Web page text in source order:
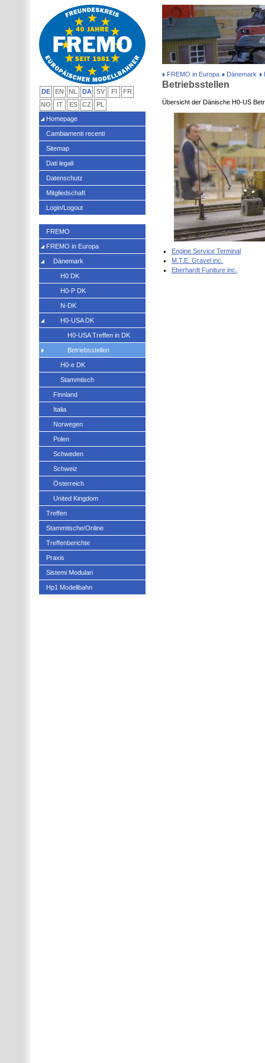
FREMO in Europa Dänemark
Betriebsstellen
Übersicht der Dänische H0-US
Engine Service Terminal
M.T.E. Gravel inc.
Eberhardt Funiture inc.
DE EN NL DA SV FI
FR
NO
IT ES CZ
PL
Homepage
Cambiamenti recenti
Sitemap
Dati legali
Datenschutz
Mitgliedschaft
Login/Logout
FREMO
FREMO in Europa
Dänemark
H0 DK
H0-P DK
N-DK
H0-USA DK
H0-USA Treffen in DK
Betriebsstellen
H0-e DK
Stammtisch
Finnland
Italia
Norwegen
Polen
Schweden
Schweiz
Österreich
United Kingdom
Treffen
Stammtische/Online
Treffenberichte
Praxis
Sistemi Modulari
Hp1 Modellbahn